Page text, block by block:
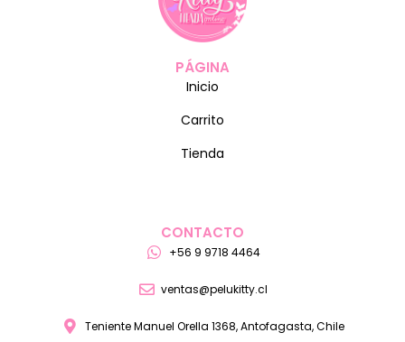
PÁGINA
Inicio
Carrito
Tienda
CONTACTO
+56 9 9718 4464
ventas@pelukitty.cl
Teniente Manuel Orella 1368, Antofagasta, Chile